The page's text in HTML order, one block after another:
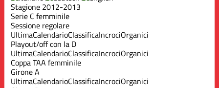
Stagione 2012-2013
Serie C femminile
Sessione regolare
UltimaCalendarioClassificaIncrociOrganici
Playout/off con la D
UltimaCalendarioClassificaIncrociOrganici
Coppa TAA femminile
Girone A
UltimaCalendarioClassificaIncrociOrganici